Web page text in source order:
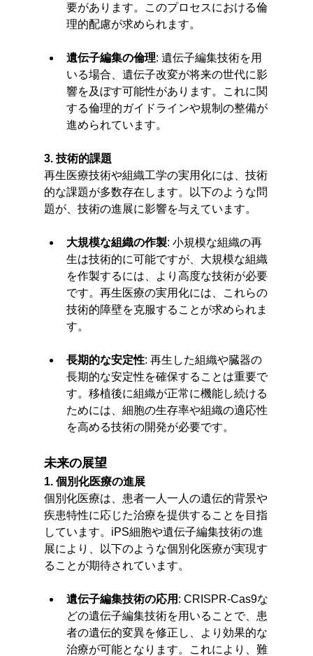
要があります。このプロセスにおける倫
理的配慮が求められます。
遺伝子編集の倫理: 遺伝子編集技術を用
いる場合、遺伝子改変が将来の世代に影
響を及ぼす可能性があります。これに関
する倫理的ガイドラインや規制の整備が
進められています。
3. 技術的課題
再生医療技術や組織工学の実用化には、技術
的な課題が多数存在します。以下のような問
題が、技術の進展に影響を与えています。
大規模な組織の作製: 小規模な組織の再
生は技術的に可能ですが、大規模な組織
を作製するには、より高度な技術が必要
です。再生医療の実用化には、これらの
技術的障壁を克服することが求められま
す。
長期的な安定性: 再生した組織や臓器の
長期的な安定性を確保することは重要で
す。移植後に組織が正常に機能し続ける
ためには、細胞の生存率や組織の適応性
を高める技術の開発が必要です。
未来の展望
1. 個別化医療の進展
個別化医療は、患者一人一人の遺伝的背景や
疾患特性に応じた治療を提供することを目指
しています。iPS細胞や遺伝子編集技術の進
展により、以下のような個別化医療が実現す
ることが期待されています。
遺伝子編集技術の応用 : CRISPR-Cas9な
どの遺伝子編集技術を用いることで、患
者の遺伝的変異を修正し、より効果的な
治療が可能となります。これにより、難